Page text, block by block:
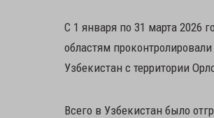
С 1 января по 31 марта 2026
областям
Узбекистан с территории
Всего в Узбекистан было